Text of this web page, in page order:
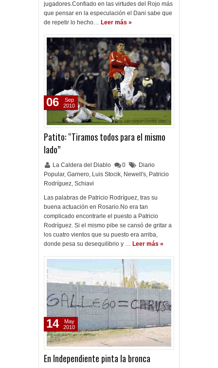
jugadores.Confiado en las virtudes del Rojo más
que pensar en la especulación el Dani sabe que
de repetir lo hecho… Leer más »
Patito: “Tiramos todos para el mismo
lado”
La Caldera del Diablo 0
Diario
Popular, Garnero, Luis Stocik, Newell's, Patricio
Rodríguez, Schiavi
Las palabras de Patricio Rodríguez, tras su
buena actuación en Rosario.No era tan
complicado encontrarle el puesto a Patricio
Rodríguez. Si el mismo pibe se cansó de gritar a
los cuatro vientos que su puesto era arriba,
donde pesa su desequilibrio y … Leer más »
06
Sep
2010
En Independiente pinta la bronca
14
May
2010